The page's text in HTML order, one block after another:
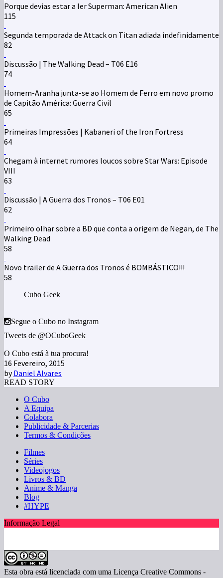
Porque devias estar a ler Superman: American Alien
115
Segunda temporada de Attack on Titan adiada indefinidamente
82
Discussão | The Walking Dead – T06 E16
74
Homem-Aranha junta-se ao Homem de Ferro em novo promo
de Capitão América: Guerra Civil
65
Primeiras Impressões | Kabaneri of the Iron Fortress
64
Chegam à internet rumores loucos sobre Star Wars: Episode
VIII
63
Discussão | A Guerra dos Tronos – T06 E01
62
Primeiro olhar sobre a BD que conta a origem de Negan, de The
Walking Dead
58
Novo trailer de A Guerra dos Tronos é BOMBÁSTICO!!!
58
Cubo Geek
Segue o Cubo no Instagram
Tweets de @OCuboGeek
O Cubo está à tua procura!
16 Fevereiro, 2015
byDaniel Alvares
READ STORY
O Cubo
A Equipa
Colabora
Publicidade & Parcerias
Termos & Condições
Filmes
Séries
Videojogos
Livros & BD
Anime & Manga
Blog
#HYPE
Informação Legal
Esta obra está licenciada com uma Licença Creative Commons -